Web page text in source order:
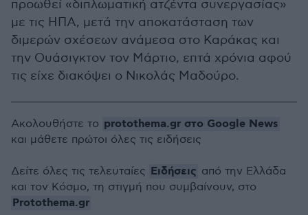
προωθεί «διπλωματική ατζέντα συνεργασίας»
με τις ΗΠΑ, μετά την αποκατάσταση των
διμερών σχέσεων ανάμεσα στο Καράκας και
την Ουάσιγκτον τον Μάρτιο, επτά χρόνια αφού
τις είχε διακόψει ο Νικολάς Μαδούρο.
Ακολουθήστε το protothema.gr στο Google News
και μάθετε πρώτοι όλες τις ειδήσεις
Δείτε όλες τις τελευταίες Ειδήσεις από την Ελλάδα
και τον Κόσμο, τη στιγμή που συμβαίνουν, στο
Protothema.gr